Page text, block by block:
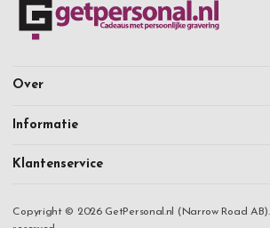
Over
Informatie
Klantenservice
Copyright © 2026 GetPersonal.nl (Narrow Road